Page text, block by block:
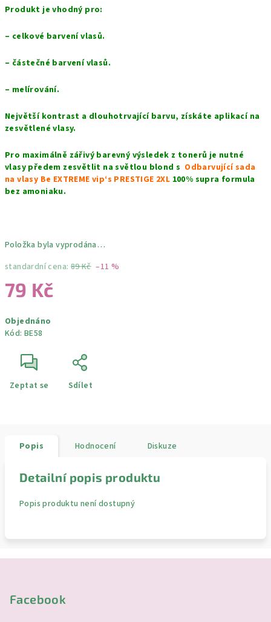
Produkt je vhodný pro:
– celkové barvení vlasů.
– částečné barvení vlasů.
– melírování.
Největší kontrast a dlouhotrvající barvu, získáte aplikací na
zesvětlené vlasy.
Pro maximálně zářivý barevný výsledek z tonerů je nutné
vlasy předem zesvětlit na světlou blond s Odbarvující sada
na vlasy Be EXTREME vip‘s PRESTIGE 2XL 100% supra formula
bez amoniaku.
Položka byla vyprodána…
standardní cena: 89 Kč –11 %
79 Kč
cena:
Objednáno
Kód: BE58
Zeptat se Sdílet
Popis Hodnocení Diskuze
Detailní popis produktu
Popis produktu není dostupný
Facebook